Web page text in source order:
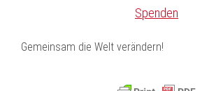
Spenden
Gemeinsam die Welt verändern!